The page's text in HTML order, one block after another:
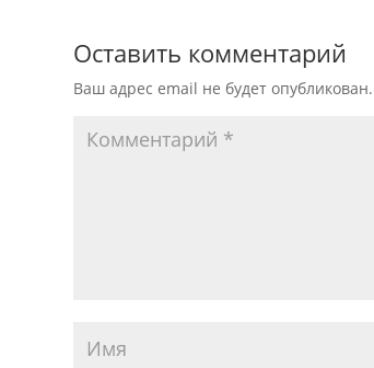
Оставить комментарий
Ваш адрес email не будет опубликован.